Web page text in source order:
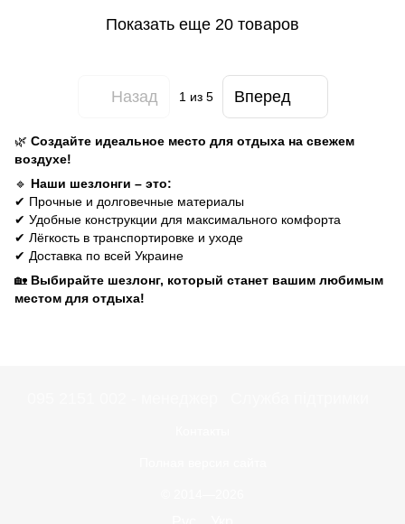
Показать еще 20 товаров
Назад 1из 5 Вперед
🌿 Создайте идеальное место для отдыха на свежем
воздухе!
🔹 Наши шезлонги – это:
✔ Прочные и долговечные материалы
✔ Удобные конструкции для максимального комфорта
✔ Лёгкость в транспортировке и уходе
✔ Доставка по всей Украине
🏡 Выбирайте шезлонг, который станет вашим любимым
местом для отдыха!